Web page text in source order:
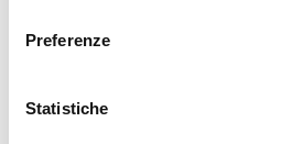
Preferenze
Statistiche
RECENT POSTS
27 July 2026